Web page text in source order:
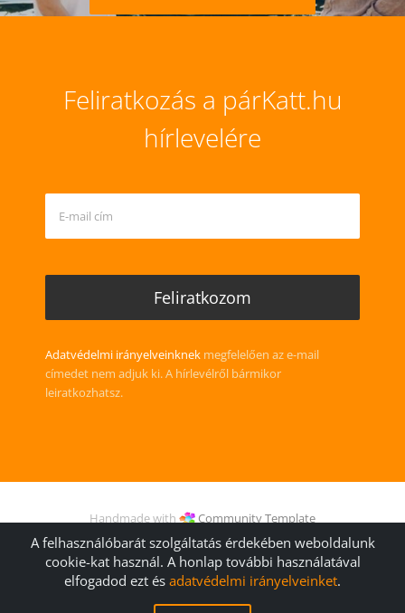
Feliratkozás a párKatt.hu
hírlevelére
Adatvédelmi irányelveinknek megfelelően az e-mail
címedet nem adjuk ki. A hírlevélről bármikor
leiratkozhatsz.
Handmade with
Community Template
© 2006 (kathTreff) -2026 Gudrun Kugler
A felhasználóbarát szolgáltatás érdekében weboldalunk
cookie-kat használ. A honlap további használatával
elfogadod ezt és adatvédelmi irányelveinket.